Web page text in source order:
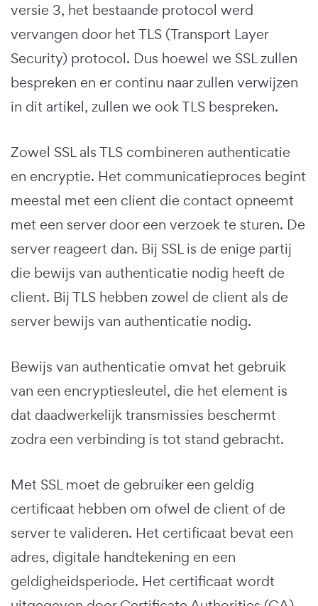
versie 3, het bestaande protocol werd
vervangen door het TLS (Transport Layer
Security) protocol. Dus hoewel we SSL zullen
bespreken en er continu naar zullen verwijzen
in dit artikel, zullen we ook TLS bespreken.
Zowel SSL als TLS combineren authenticatie
en encryptie. Het communicatieproces begint
meestal met een client die contact opneemt
met een server door een verzoek te sturen. De
server reageert dan. Bij SSL is de enige partij
die bewijs van authenticatie nodig heeft de
client. Bij TLS hebben zowel de client als de
server bewijs van authenticatie nodig.
Bewijs van authenticatie omvat het gebruik
van een encryptiesleutel, die het element is
dat daadwerkelijk transmissies beschermt
zodra een verbinding is tot stand gebracht.
Met SSL moet de gebruiker een geldig
certificaat hebben om ofwel de client of de
server te valideren. Het certificaat bevat een
adres, digitale handtekening en een
geldigheidsperiode. Het certificaat wordt